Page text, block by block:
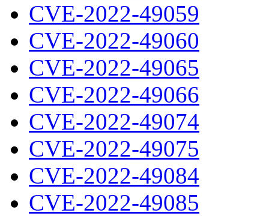
CVE-2022-49059
CVE-2022-49060
CVE-2022-49065
CVE-2022-49066
CVE-2022-49074
CVE-2022-49075
CVE-2022-49084
CVE-2022-49085